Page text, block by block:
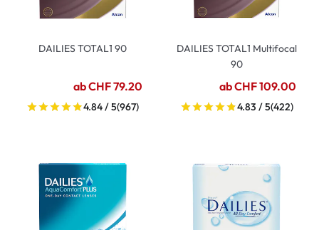
DAILIES TOTAL1 90
ab CHF 79.20
4.84 / 5(967)
DAILIES TOTAL1 Multifocal
90
ab CHF 109.00
4.83 / 5(422)